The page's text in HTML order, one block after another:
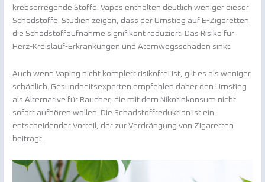
krebserregende Stoffe. Vapes enthalten deutlich weniger dieser
Schadstoffe. Studien zeigen, dass der Umstieg auf E-Zigaretten
die Schadstoffaufnahme signifikant reduziert. Das Risiko für
Herz-Kreislauf-Erkrankungen und Atemwegsschäden sinkt.
Auch wenn Vaping nicht komplett risikofrei ist, gilt es als weniger
schädlich. Gesundheitsexperten empfehlen daher den Umstieg
als Alternative für Raucher, die mit dem Nikotinkonsum nicht
sofort aufhören wollen. Die Schadstoffreduktion ist ein
entscheidender Vorteil, der zur Verdrängung von Zigaretten
beiträgt.